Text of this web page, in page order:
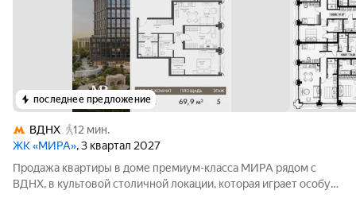
последнее предложение
ВДНХ
12 мин.
ЖК «МИРА», 3 квартал 2027
Продажа квартиры в доме премиум-класса МИРА рядом с
ВДНХ, в культовой столичной локации, которая играет особую